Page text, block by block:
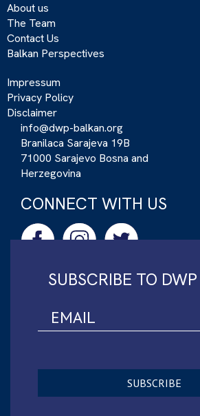
About us
The Team
Contact Us
Balkan Perspectives
Impressum
Privacy Policy
Disclaimer
info@dwp-balkan.org
Branilaca Sarajeva 19B
71000 Sarajevo Bosna and
Herzegovina
CONNECT WITH US
SUBSCRIBE TO DWP